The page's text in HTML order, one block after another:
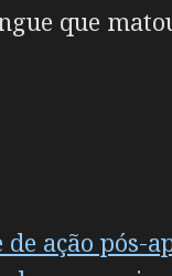
que
ação pós-